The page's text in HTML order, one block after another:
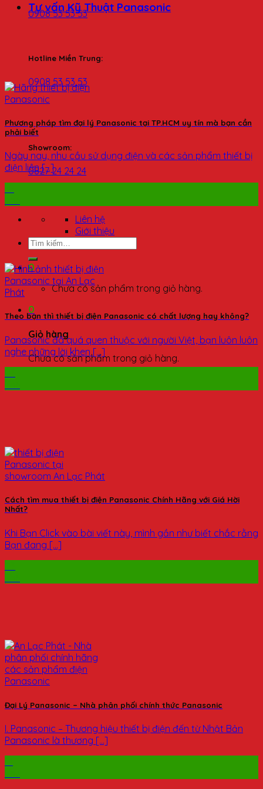
0908 53 53 53
Hotline Miền Trung:
0908 53 53 53
Showroom:
0827 24 24 24
Liên hệ
Giới thiệu
0
Chưa có sản phẩm trong giỏ hàng.
0
Giỏ hàng
Chưa có sản phẩm trong giỏ hàng.
Tư vấn Kỹ Thuật Panasonic
Phương pháp tìm đại lý Panasonic tại TP.HCM uy tín mà bạn cần
phải biết
Ngày nay, nhu cầu sử dụng điện và các sản phẩm thiết bị
điện liên [...]
Theo bạn thì thiết bị điện Panasonic có chất lượng hay không?
Panasonic đã quá quen thuộc với người Việt, bạn luôn luôn
nghe những lời khen [...]
Cách tìm mua thiết bị điện Panasonic Chính Hãng với Giá Hời
Nhất?
Khi Bạn Click vào bài viết này, mình gần như biết chắc rằng
Bạn đang [...]
Đại Lý Panasonic – Nhà phân phối chính thức Panasonic
I. Panasonic – Thương hiệu thiết bị điện đến từ Nhật Bản
Panasonic là thương [...]